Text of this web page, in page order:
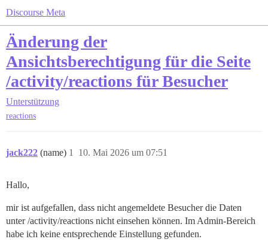
Discourse Meta
Änderung der
Ansichtsberechtigung für die Seite
/activity/reactions für Besucher
Unterstützung
reactions
jack222 (name) 10. Mai 2026 um 07:51
1
Hallo,
mir ist aufgefallen, dass nicht angemeldete Besucher die Daten
unter /activity/reactions nicht einsehen können. Im Admin-Bereich
habe ich keine entsprechende Einstellung gefunden.